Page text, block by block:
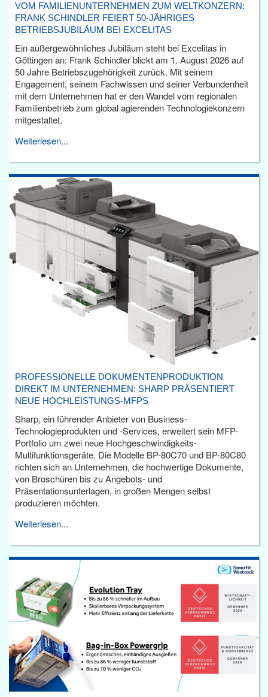
VOM FAMILIENUNTERNEHMEN ZUM WELTKONZERN:
FRANK SCHINDLER FEIERT 50-JÄHRIGES
BETRIEBSJUBILÄUM BEI EXCELITAS
Ein außergewöhnliches Jubiläum steht bei Excelitas in
Göttingen an: Frank Schindler blickt am 1. August 2026 auf
50 Jahre Betriebszugehörigkeit zurück. Mit seinem
Engagement, seinem Fachwissen und seiner Verbundenheit
mit dem Unternehmen hat er den Wandel vom regionalen
Familienbetrieb zum global agierenden Technologiekonzern
mitgestaltet.
Weiterlesen...
PROFESSIONELLE DOKUMENTENPRODUKTION
DIREKT IM UNTERNEHMEN: SHARP PRÄSENTIERT
NEUE HOCHLEISTUNGS-MFPS
Sharp, ein führender Anbieter von Business-
Technologieprodukten und -Services, erweitert sein MFP-
Portfolio um zwei neue Hochgeschwindigkeits-
Multifunktionsgeräte. Die Modelle BP-80C70 und BP-80C80
richten sich an Unternehmen, die hochwertige Dokumente,
von Broschüren bis zu Angebots- und
Präsentationsunterlagen, in großen Mengen selbst
produzieren möchten.
Weiterlesen...